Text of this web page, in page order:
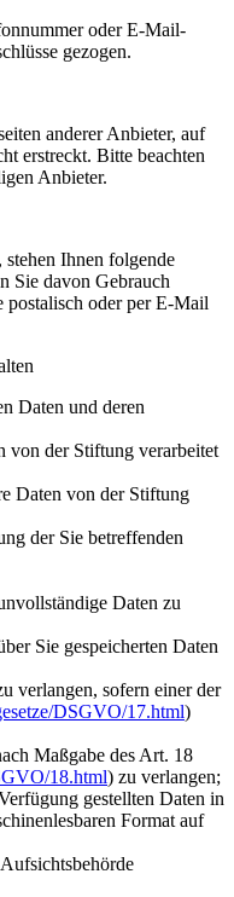
oder E-Mail-
gezogen.
anderer Anbieter, auf
erstreckt. Bitte beachten
Anbieter.
Ihnen folgende
Sie davon Gebrauch
postalisch oder per E-Mail
Daten und deren
von der Stiftung verarbeitet
Daten von der Stiftung
der Sie betreffenden
Daten zu
Sie gespeicherten Daten
verlangen, sofern einer der
DSGVO/17.html)
Maßgabe des Art. 18
18.html) zu verlangen;
gestellten Daten in
Format auf